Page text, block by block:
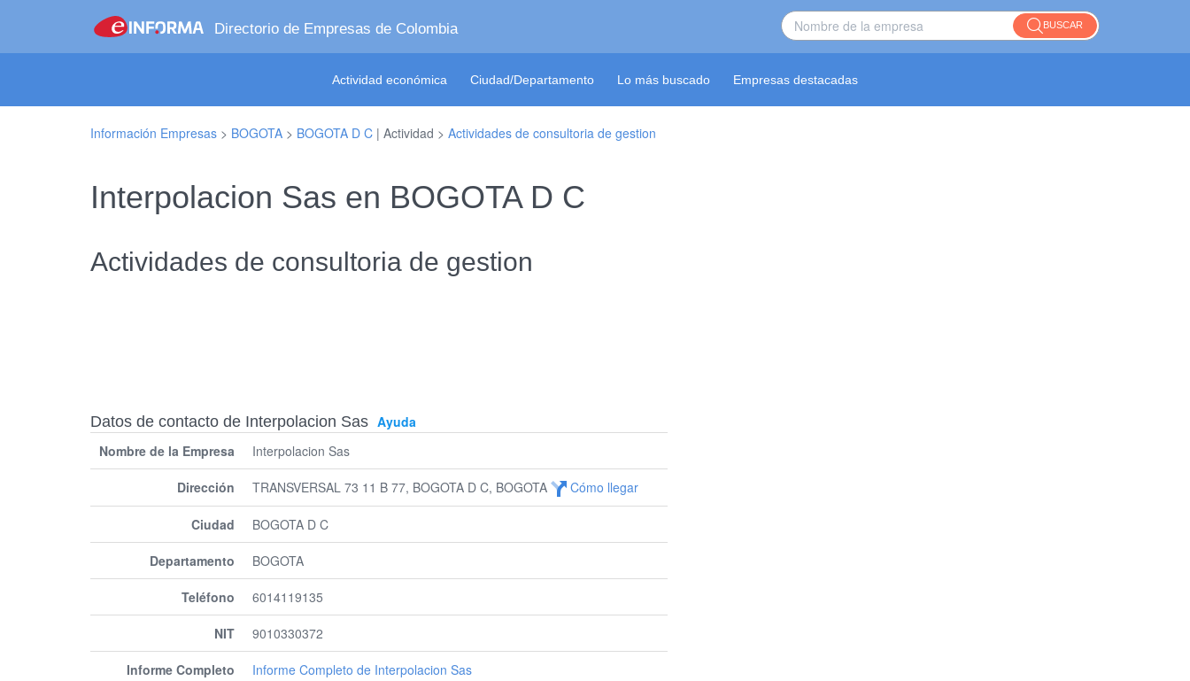
Directorio de Empresas de Colombia BUSCAR
Actividad económica Ciudad/Departamento Lo más buscado Empresas destacadas
Información Empresas > BOGOTA > BOGOTA D C | Actividad > Actividades de consultoria de gestion
Interpolacion Sas en BOGOTA D C
Actividades de consultoria de gestion
Datos de contacto de Interpolacion Sas Ayuda
Nombre de la Empresa
Interpolacion Sas
Dirección TRANSVERSAL 73 11 B 77, BOGOTA D C, BOGOTA Cómo llegar
Ciudad BOGOTA D C
Departamento BOGOTA
Teléfono 6014119135
NIT 9010330372
Informe Completo Informe Completo de Interpolacion Sas